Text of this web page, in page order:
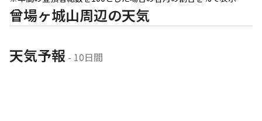
曾場ヶ城山周辺の天気
天気予報 - 10日間